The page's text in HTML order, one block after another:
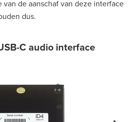
de aanschaf van deze interface
dus.
C audio interface